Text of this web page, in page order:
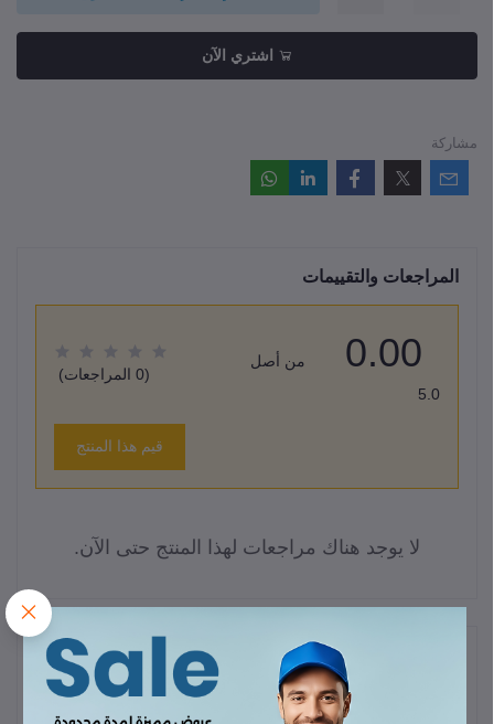
اشتري الآن
مشاركة
المراجعات والتقييمات
0.00
من أصل
5.0
(0 المراجعات)
قيم هذا المنتج
لا يوجد هناك مراجعات لهذا المنتج حتى الآن.